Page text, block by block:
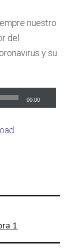
nuestro
del
y su
00:00
1